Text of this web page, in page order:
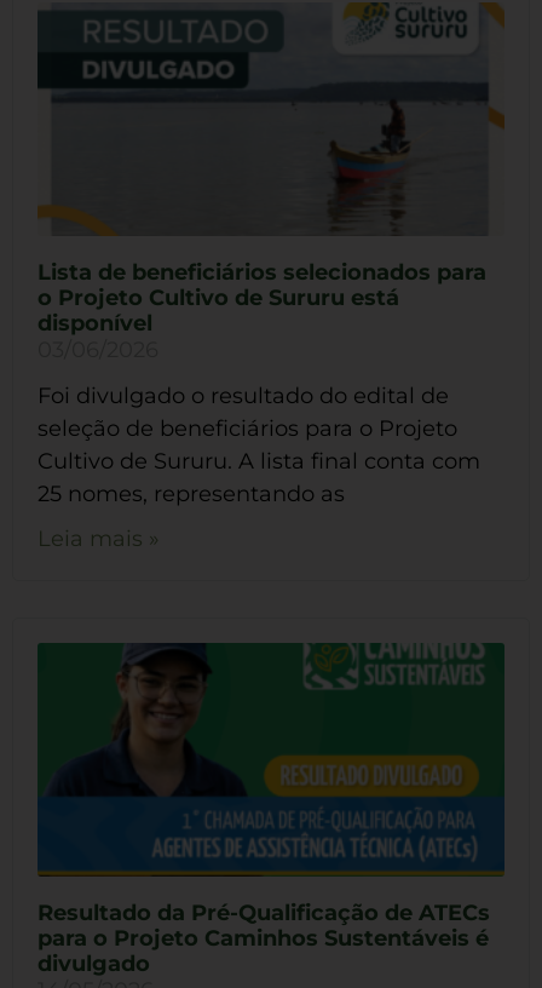
Lista de beneficiários selecionados para
o Projeto Cultivo de Sururu está
disponível
Foi divulgado o resultado do edital de
seleção de beneficiários para o Projeto
Cultivo de Sururu. A lista final conta com
25 nomes, representando as
Leia mais »
Resultado da Pré-Qualificação de ATECs
para o Projeto Caminhos Sustentáveis é
divulgado